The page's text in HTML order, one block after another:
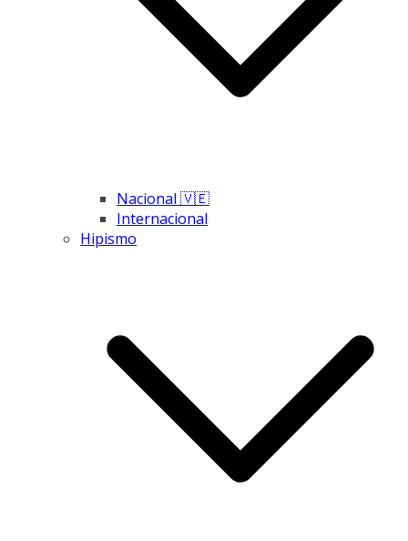
Nacional 🇻🇪
Internacional
Hipismo